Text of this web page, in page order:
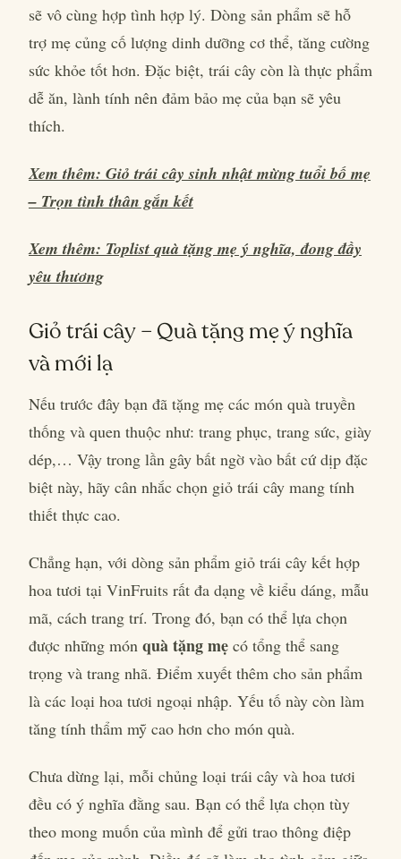
sẽ vô cùng hợp tình hợp lý. Dòng sản phẩm sẽ hỗ
trợ mẹ củng cố lượng dinh dưỡng cơ thể, tăng cường
sức khỏe tốt hơn. Đặc biệt, trái cây còn là thực phẩm
dễ ăn, lành tính nên đảm bảo mẹ của bạn sẽ yêu
thích.
Xem thêm: Giỏ trái cây sinh nhật mừng tuổi bố mẹ
– Trọn tình thân gắn kết
Xem thêm: Toplist quà tặng mẹ ý nghĩa, đong đầy
yêu thương
Giỏ trái cây – Quà tặng mẹ ý nghĩa
và mới lạ
Nếu trước đây bạn đã tặng mẹ các món quà truyền
thống và quen thuộc như: trang phục, trang sức, giày
dép,… Vậy trong lần gây bất ngờ vào bất cứ dịp đặc
biệt này, hãy cân nhắc chọn giỏ trái cây mang tính
thiết thực cao.
Chẳng hạn, với dòng sản phẩm giỏ trái cây kết hợp
hoa tươi tại VinFruits rất đa dạng về kiểu dáng, mẫu
mã, cách trang trí. Trong đó, bạn có thể lựa chọn
được những món quà tặng mẹ có tổng thể sang
trọng và trang nhã. Điểm xuyết thêm cho sản phẩm
là các loại hoa tươi ngoại nhập. Yếu tố này còn làm
tăng tính thẩm mỹ cao hơn cho món quà.
Chưa dừng lại, mỗi chủng loại trái cây và hoa tươi
đều có ý nghĩa đằng sau. Bạn có thể lựa chọn tùy
theo mong muốn của mình để gửi trao thông điệp